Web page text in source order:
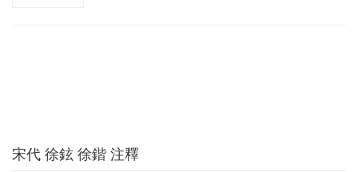
宋代 徐鉉 徐鍇 注釋